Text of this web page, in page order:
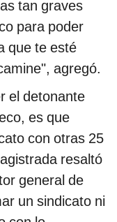
tan graves
para poder
que te esté
agregó.
el detonante
es que
con otras 25
resaltó
general de
un sindicato ni